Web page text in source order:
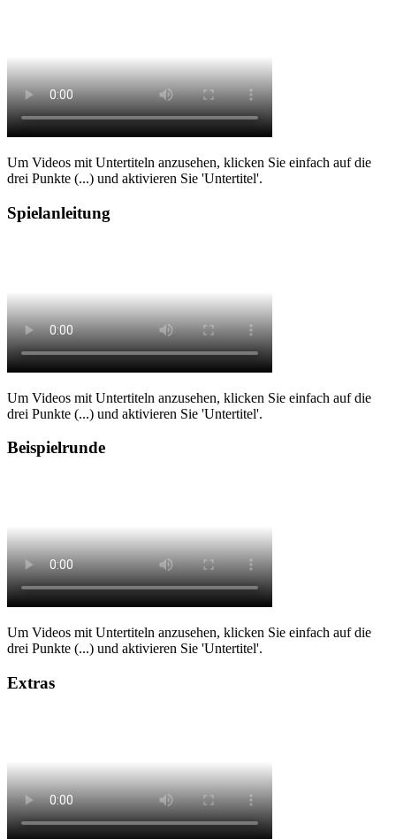
Um Videos mit Untertiteln anzusehen, klicken Sie einfach auf die
drei Punkte (...) und aktivieren Sie 'Untertitel'.
Spielanleitung
Um Videos mit Untertiteln anzusehen, klicken Sie einfach auf die
drei Punkte (...) und aktivieren Sie 'Untertitel'.
Beispielrunde
Um Videos mit Untertiteln anzusehen, klicken Sie einfach auf die
drei Punkte (...) und aktivieren Sie 'Untertitel'.
Extras